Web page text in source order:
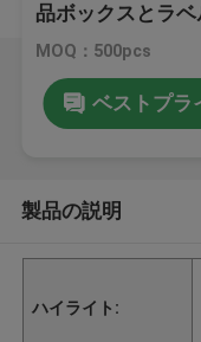
品ボックスとラ
MOQ：500pcs
ベストプラ
製品の説明
ハイライト: